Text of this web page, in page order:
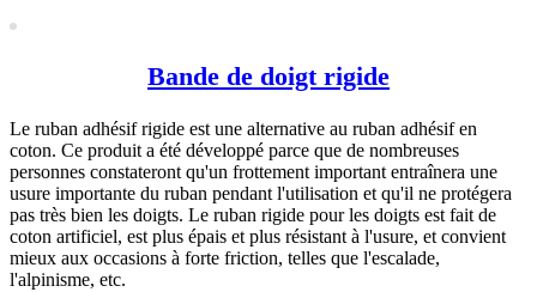
Bande de doigt rigide
Le ruban adhésif rigide est une alternative au ruban adhésif en
coton. Ce produit a été développé parce que de nombreuses
personnes constateront qu'un frottement important entraînera une
usure importante du ruban pendant l'utilisation et qu'il ne protégera
pas très bien les doigts. Le ruban rigide pour les doigts est fait de
coton artificiel, est plus épais et plus résistant à l'usure, et convient
mieux aux occasions à forte friction, telles que l'escalade,
l'alpinisme, etc.